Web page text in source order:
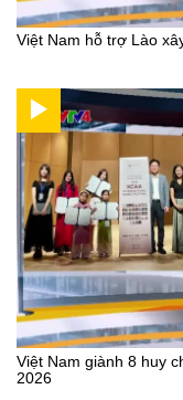
Việt Nam hỗ trợ Lào
Việt Nam giành 8 huy
2026